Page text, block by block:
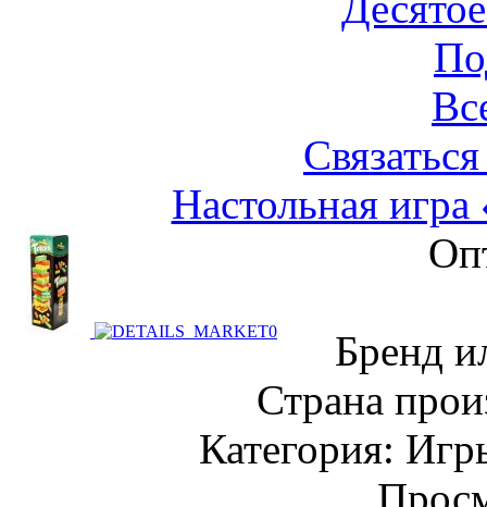
Настольная
Бренд
Страна
Категория: